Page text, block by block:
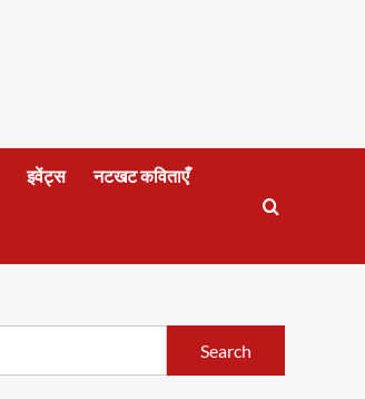
इवेंट्स नटखट कविताएँ